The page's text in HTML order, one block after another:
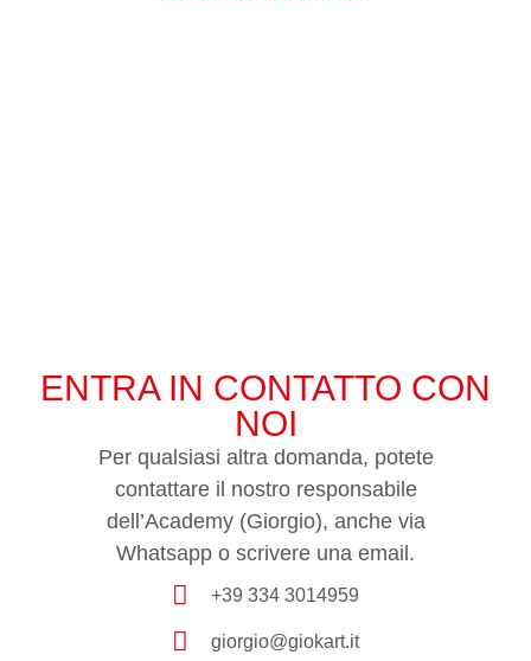
ENTRA IN CONTATTO CON
NOI
Per qualsiasi altra domanda, potete
contattare il nostro responsabile
dell’Academy (Giorgio), anche via
Whatsapp o scrivere una email.
+39 334 3014959
giorgio@giokart.it